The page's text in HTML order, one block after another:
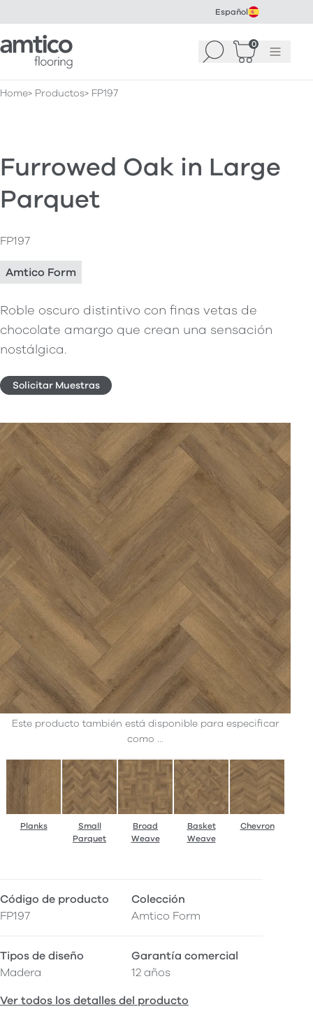
Español
Amtico Flooring Buscar 0
Cesta (0)
Menú
Home Productos FP197
Furrowed Oak in Large
Parquet
FP197
Amtico Form
Roble oscuro distintivo con finas vetas de
chocolate amargo que crean una sensación
nostálgica.
Solicitar Muestras
Este producto también está disponible para especificar
como ...
Planks
Small
Parquet
Broad
Weave
Basket
Weave
Chevron
Código de producto
FP197
Colección
Amtico Form
Tipos de diseño
Madera
Garantía comercial
12 años
Ver todos los detalles del producto